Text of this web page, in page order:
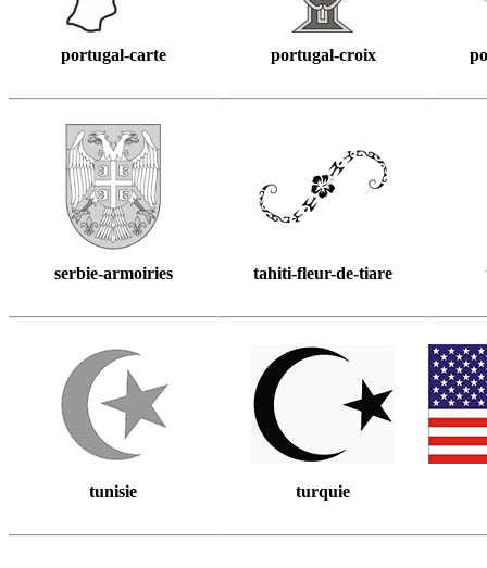
portugal-carte portugal-croix
serbie-armoiries tahiti-fleur-de-tiare
tunisie turquie